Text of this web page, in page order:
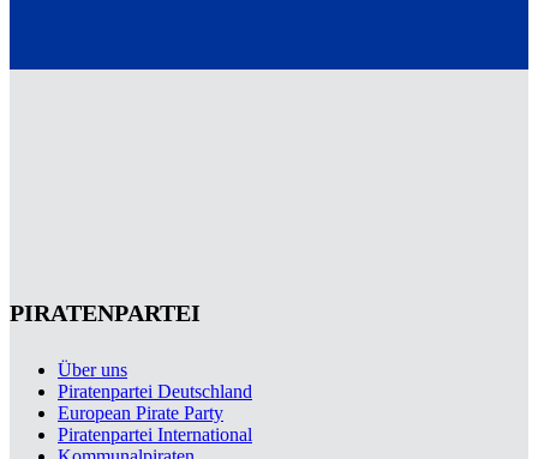
PIRATENPARTEI
Über uns
Piratenpartei Deutschland
European Pirate Party
Piratenpartei International